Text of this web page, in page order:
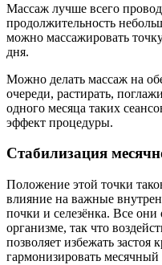
Массаж лучше всего
продолжительность
можно массажировать
дня.
Можно делать массаж на
очереди, растирать,
одного месяца таких
эффект процедуры.
Стабилизация
Положение этой точки
влияние на важные
почки и селезёнка. Все
организме, так что
позволяет избежать застоя
гармонизировать